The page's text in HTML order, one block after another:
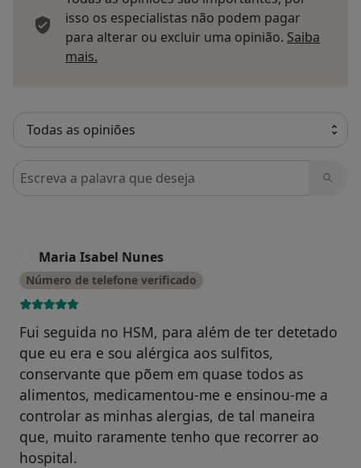
isso os especialistas não podem pagar
para alterar ou excluir uma opinião. Saiba
mais.
Pesquisar em opiniões
Maria Isabel Nunes
Número de telefone verificado
Fui seguida no HSM, para além de ter detetado
que eu era e sou alérgica aos sulfitos,
conservante que põem em quase todos as
alimentos, medicamentou-me e ensinou-me a
controlar as minhas alergias, de tal maneira
que, muito raramente tenho que recorrer ao
hospital.